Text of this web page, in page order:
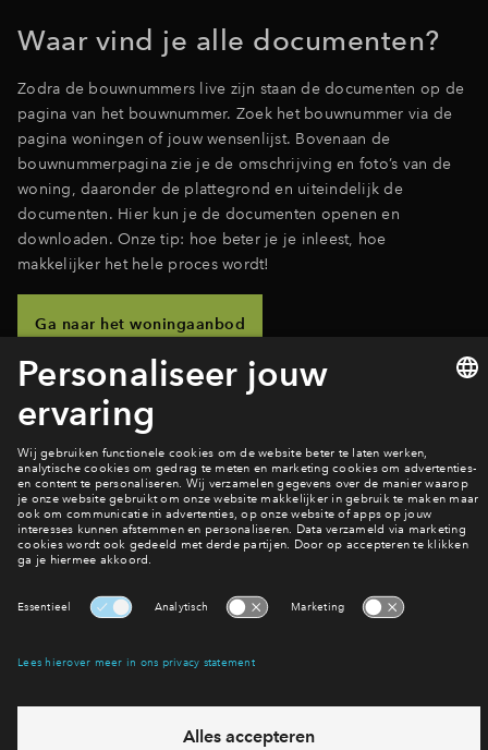
Waar vind je alle documenten?
Zodra de bouwnummers live zijn staan de documenten op de
pagina van het bouwnummer. Zoek het bouwnummer via de
pagina woningen of jouw wensenlijst. Bovenaan de
bouwnummerpagina zie je de omschrijving en foto’s van de
woning, daaronder de plattegrond en uiteindelijk de
documenten. Hier kun je de documenten openen en
downloaden. Onze tip: hoe beter je je inleest, hoe
makkelijker het hele proces wordt!
Ga naar het woningaanbod
Bekijk het woningaanbod
Interesse? Meld je dan snel aan
eventuele projecten
Ja, ik wil mij aanmelden